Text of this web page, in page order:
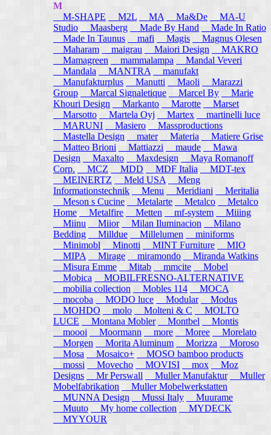
M
M-SHAPE
M2L MA Ma&De
MA-U
Studio
Maasberg Made By Hand
Made In Ratio
Made In Taunus
mafi Magis
Magnus Olesen
Maharam
maigrau Maiori Design
MAKRO
Mamagreen
mammalampa
Mandal Veveri
Mandala
MANTRA
manufakt
Manufakturplus
Manutti Maoli
Marazzi
Group
Marcal Signaletique Marcel By
Marie
Khouri Design
Markanto Marotte
Marset
Marsotto
Martela Oyj Martex
martinelli luce
MARUNI
Masiero
Massproductions
Mastella Design
mater Materia
Matiere Grise
Matteo Brioni
Mattiazzi maude
Mawa
Design
Maxalto Maxdesign
Maya Romanoff
Corp.
MCZ MDD MDF Italia
MDT-tex
MEINERTZ
Meld USA
Meng
Informationstechnik
Menu Meridiani
Meritalia
Meson s Cucine
Metalarte Metalco
Metalco
Home Metalfire Metten mf-system
Miiing
Miinu
Miior Milan Iluminacion
Milano
Bedding
Milldue Millelumen
miniforms
Minimobl Minotti MINT Furniture
MIO
MIPA
Mirage miramondo
Miranda Watkins
Misura Emme
Mitab mmcite
Mobel
Mobica
MOBILFRESNO-ALTERNATIVE
mobilia collection
Mobles 114
MOCA
mocoba
MODO luce Modular
Modus
MOHDO
molo Molteni & C
MOLTO
LUCE
Montana Mobler Montbel
Montis
moooi
Moormann more Moree
Morelato
Morgen
Morita Aluminum Morizza
Moroso
Mosa
Mosaico+
MOSO bamboo products
mossi
Movecho MOVISI mox
Moz
Designs
Mr Perswall Muller Manufaktur
Muller
Mobelfabrikation
Muller Mobelwerkstatten
MUNNA Design
Mussi Italy
Muurame
Muuto My home collection
MYDECK
MYYOUR